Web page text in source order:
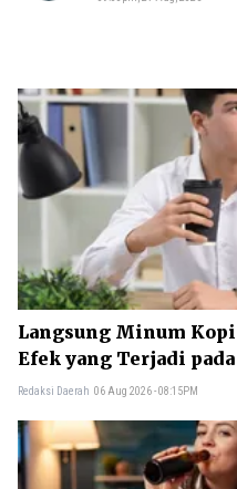
Langsung Minum
Efek yang Terjadi
Redaksi Daerah 06 Aug 2026 - 08:15PM